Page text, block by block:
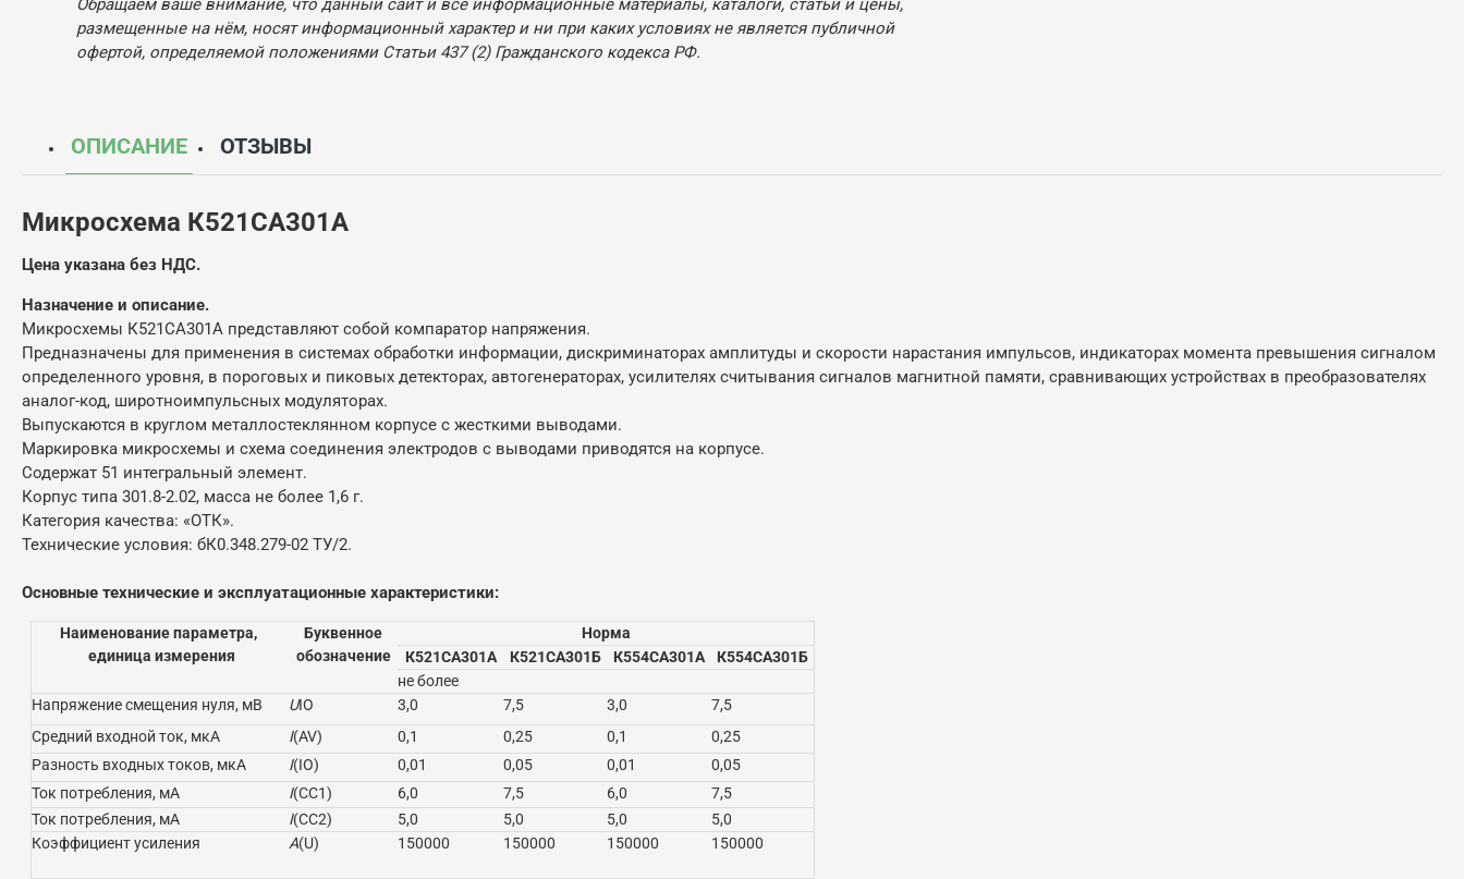
Обращаем ваше внимание, что данный сайт и все информационные материалы, каталоги, статьи и цены,
размещенные на нём, носят информационный характер и ни при каких условиях не является публичной
офертой, определяемой положениями Статьи 437 (2) Гражданского кодекса РФ.
ОПИСАНИЕ ОТЗЫВЫ
Микросхема К521СА301А
Цена указана без НДС.
Назначение и описание.
Микросхемы К521СА301А представляют собой компаратор напряжения.
Предназначены для применения в системах обработки информации, дискриминаторах амплитуды и скорости нарастания импульсов, индикаторах момента превышения сигналом
определенного уровня, в пороговых и пиковых детекторах, автогенераторах, усилителях считывания сигналов магнитной памяти, сравнивающих устройствах в преобразователях
аналог-код, широтноимпульсных модуляторах.
Выпускаются в круглом металлостеклянном корпусе с жесткими выводами.
Маркировка микросхемы и схема соединения электродов с выводами приводятся на корпусе.
Содержат 51 интегральный элемент.
Корпус типа 301.8-2.02, масса не более 1,6 г.
Категория качества: «ОТК».
Технические условия: бК0.348.279-02 ТУ/2.
Основные технические и эксплуатационные характеристики:
Наименование параметра,
единица измерения
Буквенное
обозначение
Норма
К521СА301А
К521СА301Б К554СА301А
К554СА301Б
не более
Напряжение смещения нуля, мВ
UIO 3,0 7,5 3,0
7,5
Средний входной ток, мкА
I(AV) 0,1 0,25 0,1
0,25
Разность входных токов, мкА
I(IO) 0,01 0,05 0,01
0,05
Ток потребления, мА
I(CC1) 6,0 7,5 6,0
7,5
Ток потребления, мА
I(CC2) 5,0 5,0 5,0
5,0
Коэффициент усиления
A(U) 150000 150000 150000 150000